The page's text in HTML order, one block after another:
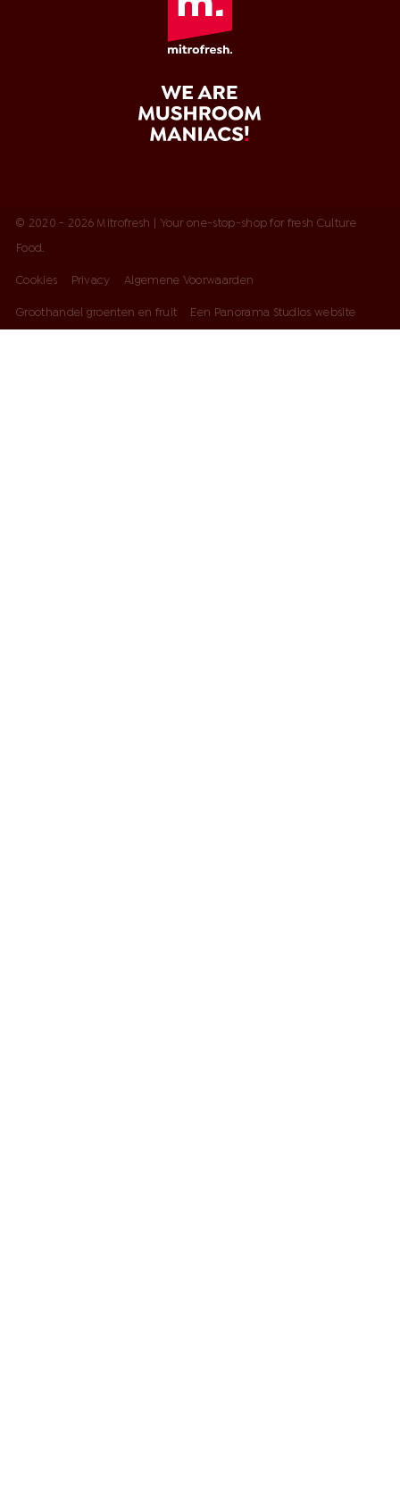
© 2020 - 2026 Mitrofresh | Your one-stop-shop for fresh Culture
Food.
Cookies Privacy Algemene Voorwaarden
Groothandel groenten en fruit Een Panorama Studios website